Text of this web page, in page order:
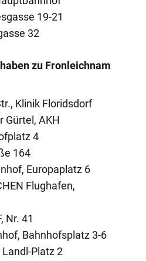
19-21
32
zu Fronleichnam
Klinik Floridsdorf
Gürtel, AKH
4
164
Europaplatz 6
Flughafen,
Nr. 41
Bahnhofsplatz 3-6
Landl-Platz 2